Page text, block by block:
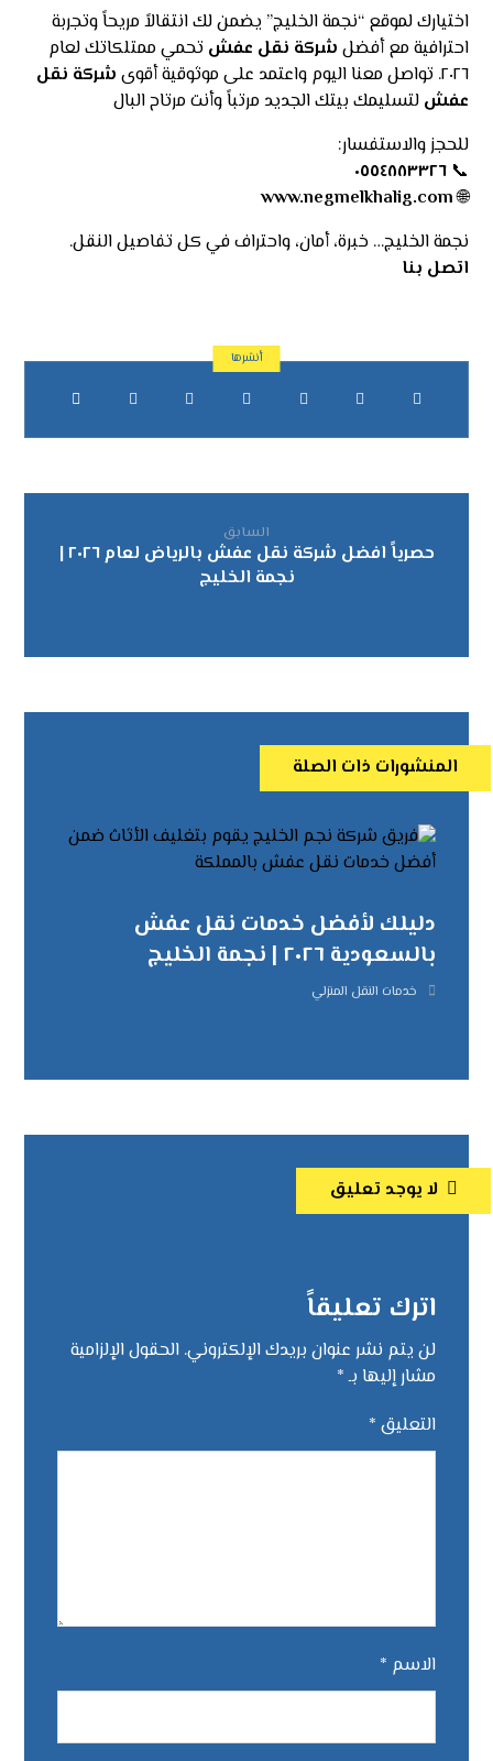
اختيارك لموقع “نجمة الخليج” يضمن لك انتقالاً مريحاً وتجربة
احترافية مع أفضل شركة نقل عفش تحمي ممتلكاتك لعام
٢٠٢٦. تواصل معنا اليوم واعتمد على موثوقية أقوى
شركة نقل
عفش لتسليمك بيتك الجديد مرتباً وأنت مرتاح البال
للحجز والاستفسار:
📞٠٥٥٤٨٨٣٣٢٦
🌐
www.negmelkhalig.com
نجمة الخليج… خبرة، أمان، واحتراف في كل تفاصيل النقل.
اتصل بنا
السابق
حصرياً افضل شركة نقل عفش بالرياض لعام ٢٠٢٦ |
نجمة الخليج
المنشورات ذات الصلة
دليلك لأفضل خدمات نقل عفش
بالسعودية ٢٠٢٦ | نجمة الخليج
خدمات النقل المنزلي
لا يوجد تعليق
اترك تعليقاً
لن يتم نشر عنوان بريدك الإلكتروني. الحقول الإلزامية
مشار إليها بـ*
التعليق *
الاسم *